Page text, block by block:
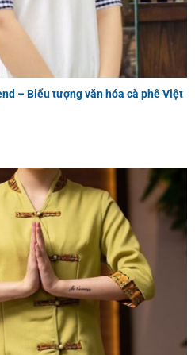
– Biểu tượng văn hóa cà phê Việt